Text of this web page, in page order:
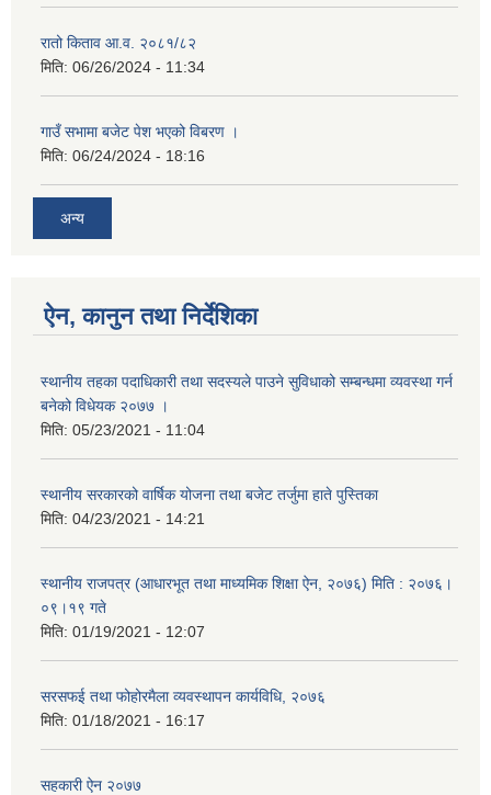
रातो किताव आ.व. २०८१/८२
मिति: 06/26/2024 - 11:34
गाउँ सभामा बजेट पेश भएको विबरण ।
मिति: 06/24/2024 - 18:16
अन्य
ऐन, कानुन तथा निर्देशिका
स्थानीय तहका पदाधिकारी तथा सदस्यले पाउने सुविधाको सम्बन्धमा व्यवस्था गर्न
बनेको विधेयक २०७७ ।
मिति: 05/23/2021 - 11:04
स्थानीय सरकारको वार्षिक योजना तथा बजेट तर्जुमा हाते पुस्तिका
मिति: 04/23/2021 - 14:21
स्थानीय राजपत्र (आधारभूत तथा माध्यमिक शिक्षा ऐन, २०७६) मिति : २०७६।
०९।१९ गते
मिति: 01/19/2021 - 12:07
सरसफई तथा फोहोरमैला व्यवस्थापन कार्यविधि, २०७६
मिति: 01/18/2021 - 16:17
सहकारी ऐन २०७७